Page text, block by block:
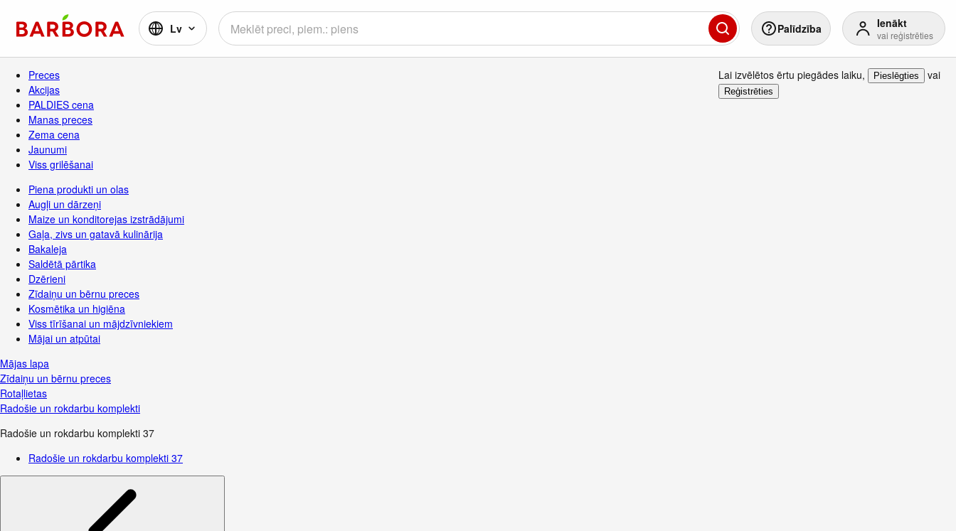
Lv Palīdzība Ienākt
vai reģistrēties
Preces
Akcijas
PALDIES cena
Manas preces
Zema cena
Jaunumi
Viss grilēšanai
Piena produkti un olas
Augļi un dārzeņi
Maize un konditorejas izstrādājumi
Gaļa, zivs un gatavā kulinārija
Bakaleja
Saldētā pārtika
Dzērieni
Zīdaiņu un bērnu preces
Kosmētika un higiēna
Viss tīrīšanai un mājdzīvniekiem
Mājai un atpūtai
Mājas lapa
Zīdaiņu un bērnu preces
Rotaļlietas
Radošie un rokdarbu komplekti
Lai izvēlētos ērtu piegādes laiku, Pieslēgties vai
Reģistrēties
Radošie un rokdarbu komplekti 37
Radošie un rokdarbu komplekti 37